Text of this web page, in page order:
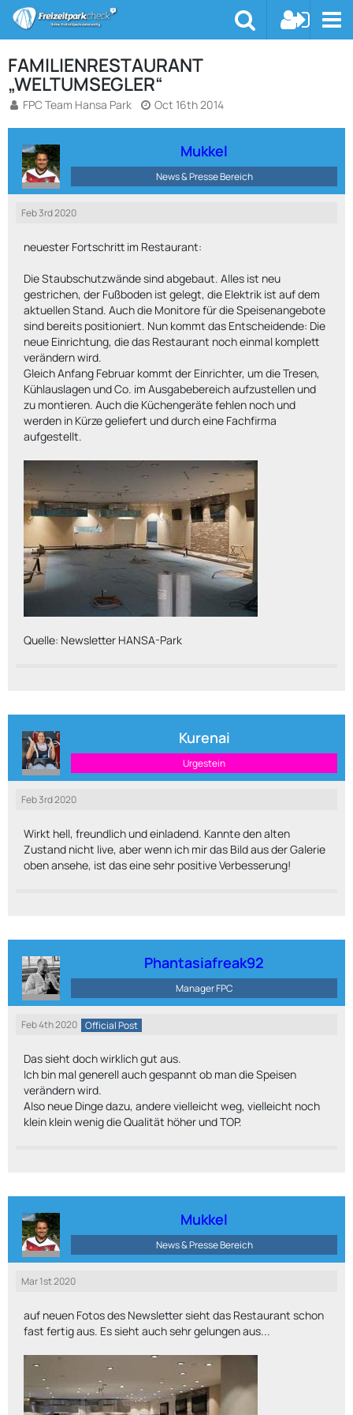
FAMILIENRESTAURANT
„WELTUMSEGLER“
FPC Team Hansa Park Oct 16th 2014
Mukkel
News & Presse Bereich
Feb 3rd 2020
neuester Fortschritt im Restaurant:
Die Staubschutzwände sind abgebaut. Alles ist neu
gestrichen, der Fußboden ist gelegt, die Elektrik ist auf dem
aktuellen Stand. Auch die Monitore für die Speisenangebote
sind bereits positioniert. Nun kommt das Entscheidende: Die
neue Einrichtung, die das Restaurant noch einmal komplett
verändern wird.
Gleich Anfang Februar kommt der Einrichter, um die Tresen,
Kühlauslagen und Co. im Ausgabebereich aufzustellen und
zu montieren. Auch die Küchengeräte fehlen noch und
werden in Kürze geliefert und durch eine Fachfirma
aufgestellt.
Quelle: Newsletter HANSA-Park
Kurenai
Urgestein
Feb 3rd 2020
Wirkt hell, freundlich und einladend. Kannte den alten
Zustand nicht live, aber wenn ich mir das Bild aus der Galerie
oben ansehe, ist das eine sehr positive Verbesserung!
Phantasiafreak92
Manager FPC
Feb 4th 2020 Official Post
Das sieht doch wirklich gut aus.
Ich bin mal generell auch gespannt ob man die Speisen
verändern wird.
Also neue Dinge dazu, andere vielleicht weg, vielleicht noch
klein klein wenig die Qualität höher und TOP.
Mukkel
News & Presse Bereich
Mar 1st 2020
auf neuen Fotos des Newsletter sieht das Restaurant schon
fast fertig aus. Es sieht auch sehr gelungen aus...